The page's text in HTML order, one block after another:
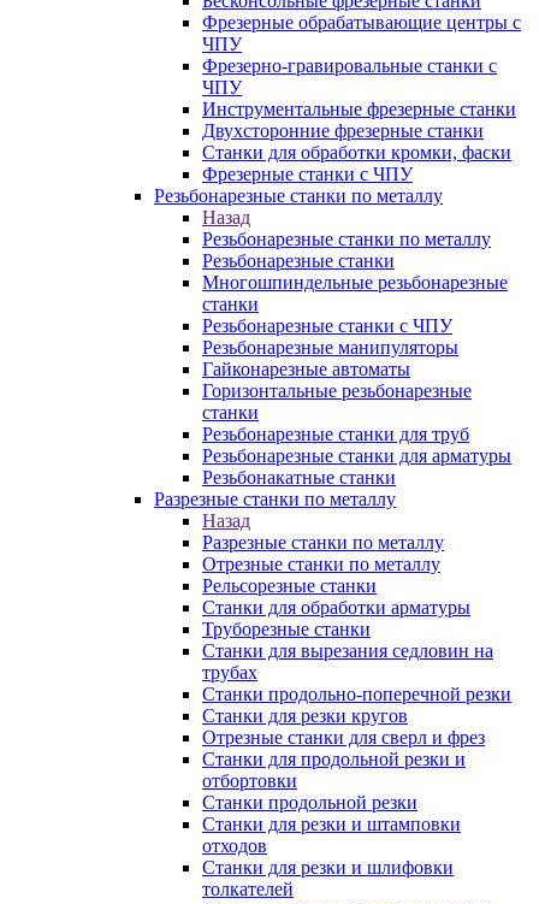
Фрезерные обрабатывающие центры с
ЧПУ
Фрезерно-гравировальные станки с
ЧПУ
Инструментальные фрезерные станки
Двухсторонние фрезерные станки
Станки для обработки кромки, фаски
Фрезерные станки с ЧПУ
Резьбонарезные станки по металлу
Назад
Резьбонарезные станки по металлу
Резьбонарезные станки
Многошпиндельные резьбонарезные
станки
Резьбонарезные станки с ЧПУ
Резьбонарезные манипуляторы
Гайконарезные автоматы
Горизонтальные резьбонарезные
станки
Резьбонарезные станки для труб
Резьбонарезные станки для арматуры
Резьбонакатные станки
Разрезные станки по металлу
Назад
Разрезные станки по металлу
Отрезные станки по металлу
Рельсорезные станки
Станки для обработки арматуры
Труборезные станки
Станки для вырезания седловин на
трубаx
Станки продольно-поперечной резки
Станки для резки кругов
Отрезные станки для сверл и фрез
Станки для продольной резки и
отбортовки
Станки продольной резки
Станки для резки и штамповки
отходов
Станки для резки и шлифовки
толкателей